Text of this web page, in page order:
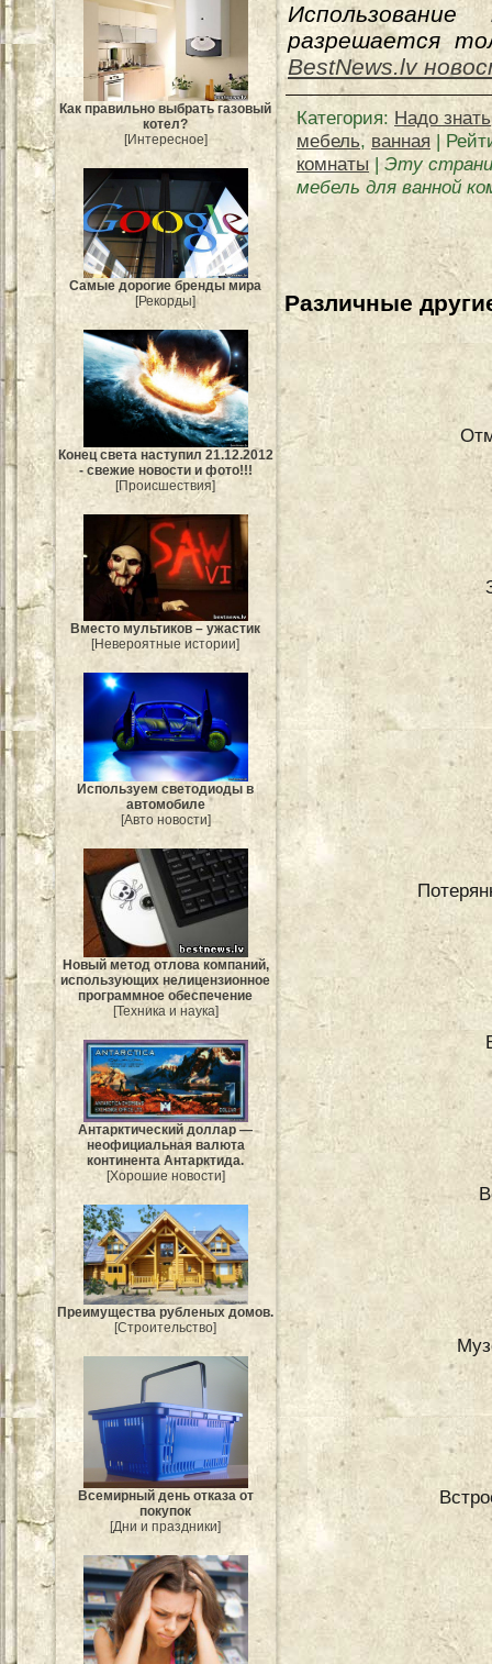
Как правильно выбрать газовый
котел?
[Интересное]
Самые дорогие бренды мира
[Рекорды]
Конец света наступил 21.12.2012
- свежие новости и фото!!!
[Происшествия]
Вместо мультиков – ужастик
[Невероятные истории]
Используем светодиоды в
автомобиле
[Авто новости]
Новый метод отлова компаний,
использующих нелицензионное
программное обеспечение
[Техника и наука]
Антарктический доллар —
неофициальная валюта
континента Антарктида.
[Хорошие новости]
Преимущества рубленых домов.
[Строительство]
Всемирный день отказа от
покупок
[Дни и праздники]
разрешается
BestNews.lv
Категория: Надо знать
мебель,ванная |
комнаты|Эту
мебель для ванной
Различные